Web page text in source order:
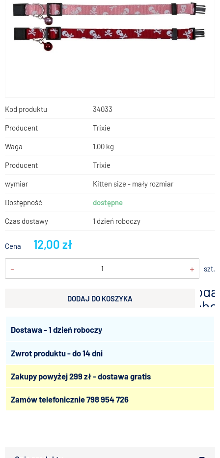
Kod produktu 34033
Producent Trixie
Waga 1,00 kg
Producent Trixie
wymiar Kitten size - mały rozmiar
Dostępność dostępne
Czas dostawy 1 dzień roboczy
Cena 12,00 zł
- + szt.
DODAJ DO KOSZYKA
Dostawa - 1 dzień roboczy
Zwrot produktu - do 14 dni
Zakupy powyżej 299 zł - dostawa gratis
Zamów telefonicznie798 954 726